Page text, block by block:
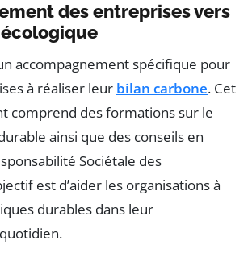
des entreprises vers
accompagnement spécifique pour
à réaliser leur bilan carbone. Cet
comprend des formations sur le
ainsi que des conseils en
Sociétale des
est d’aider les organisations à
durables dans leur